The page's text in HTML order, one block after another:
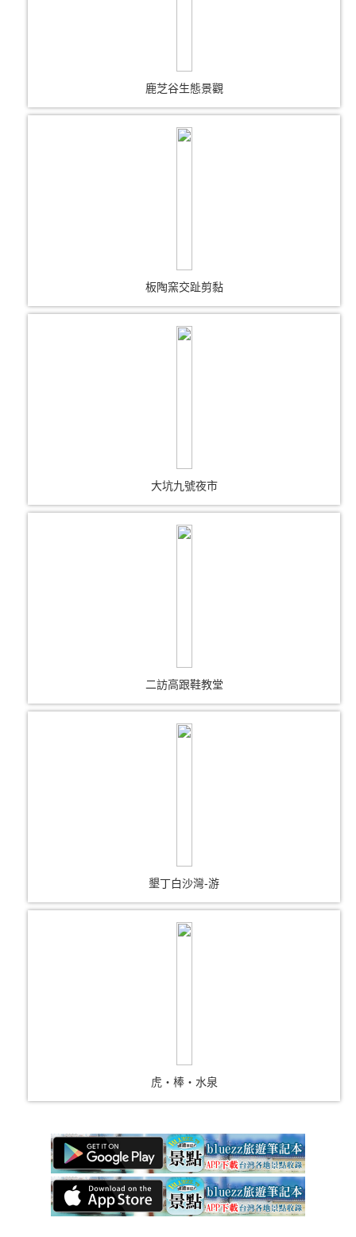
鹿芝谷生態景觀
板陶窯交趾剪黏
大坑九號夜市
二訪高跟鞋教堂
墾丁白沙灣-游
虎‧棒‧水泉